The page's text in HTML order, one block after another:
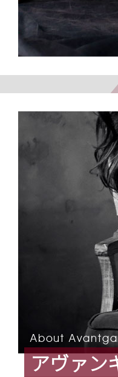
アヴァン